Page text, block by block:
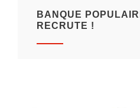
BANQUE
RECRUTE !